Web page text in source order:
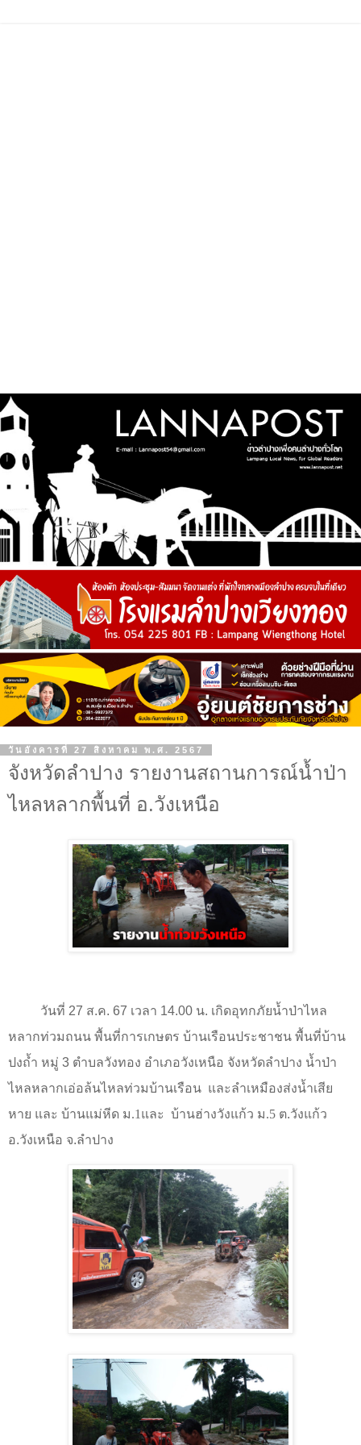
วันอังคารที่ 27 สิงหาคม พ.ศ. 2567
จังหวัดลำปาง รายงานสถานการณ์น้ำป่า
ไหลหลากพื้นที่ อ.วังเหนือ
วันที่ 27 ส.ค. 67 เวลา 14.00 น. เกิดอุทกภัยน้ำป่าไหล
หลากท่วมถนน พื้นที่การเกษตร บ้านเรือนประชาชน พื้นที่บ้าน
ปงถ้ำ หมู่ 3 ตำบลวังทอง อำเภอวังเหนือ จังหวัดลำปาง น้ำป่า
ไหลหลากเอ่อล้นไหลท่วมบ้านเรือน และลำเหมืองส่งน้ำเสีย
หาย และ บ้านแม่หีด ม.1และ บ้านฮ่างวังแก้ว ม.5 ต.วังแก้ว
อ.วังเหนือ จ.ลำปาง